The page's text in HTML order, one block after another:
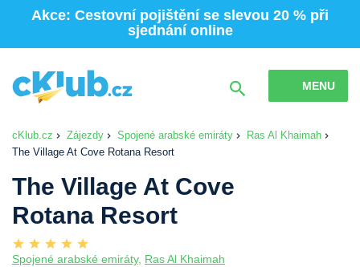
Akce: Cestovní pojištění se slevou 20 % při
sjednání online
MENU
cKlub.cz Zájezdy Spojené arabské emiráty
Ras Al Khaimah
The Village At Cove Rotana Resort
The Village At Cove
Rotana Resort
Spojené arabské emiráty, Ras Al Khaimah